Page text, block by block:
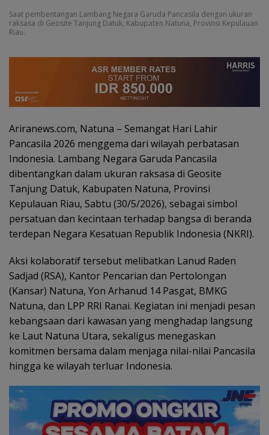
Saat pembentangan Lambang Negara Garuda Pancasila dengan ukuran
raksasa di Geosite Tanjung Datuk, Kabupaten Natuna, Provinsi Kepulauan
Riau.
Ariranews.com, Natuna – Semangat Hari Lahir
Pancasila 2026 menggema dari wilayah perbatasan
Indonesia. Lambang Negara Garuda Pancasila
dibentangkan dalam ukuran raksasa di Geosite
Tanjung Datuk, Kabupaten Natuna, Provinsi
Kepulauan Riau, Sabtu (30/5/2026), sebagai simbol
persatuan dan kecintaan terhadap bangsa di beranda
terdepan Negara Kesatuan Republik Indonesia (NKRI).
Aksi kolaboratif tersebut melibatkan Lanud Raden
Sadjad (RSA), Kantor Pencarian dan Pertolongan
(Kansar) Natuna, Yon Arhanud 14 Pasgat, BMKG
Natuna, dan LPP RRI Ranai. Kegiatan ini menjadi pesan
kebangsaan dari kawasan yang menghadap langsung
ke Laut Natuna Utara, sekaligus menegaskan
komitmen bersama dalam menjaga nilai-nilai Pancasila
hingga ke wilayah terluar Indonesia.